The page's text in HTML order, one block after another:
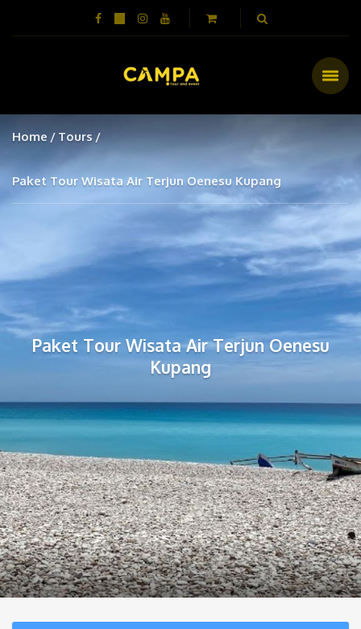
Home Tours
Paket Tour Wisata Air Terjun Oenesu Kupang
Paket Tour Wisata Air Terjun Oenesu
Kupang